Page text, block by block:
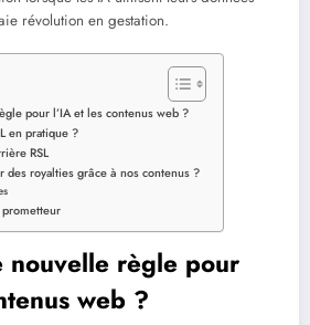
révolution en gestation.
pour l’IA et les contenus web ?
en pratique ?
RSL
des royalties grâce à nos contenus ?
nouvelle règle pour
web ?